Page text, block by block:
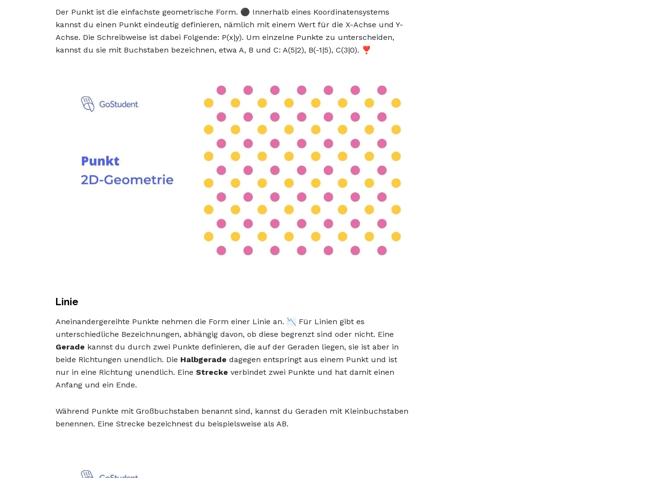
Der Punkt ist die einfachste geometrische Form. ⚫ Innerhalb eines Koordinatensystems
kannst du einen Punkt eindeutig definieren, nämlich mit einem Wert für die X-Achse und Y-
Achse. Die Schreibweise ist dabei Folgende: P(x|y). Um einzelne Punkte zu unterscheiden,
kannst du sie mit Buchstaben bezeichnen, etwa A, B und C: A(5|2), B(-1|5), C(3|0). ❣️
Linie
Aneinandergereihte Punkte nehmen die Form einer Linie an. 📉 Für Linien gibt es
unterschiedliche Bezeichnungen, abhängig davon, ob diese begrenzt sind oder nicht. Eine
Gerade kannst du durch zwei Punkte definieren, die auf der Geraden liegen, sie ist aber in
beide Richtungen unendlich. Die Halbgerade dagegen entspringt aus einem Punkt und ist
nur in eine Richtung unendlich. Eine Strecke verbindet zwei Punkte und hat damit einen
Anfang und ein Ende.
Während Punkte mit Großbuchstaben benannt sind, kannst du Geraden mit Kleinbuchstaben
benennen. Eine Strecke bezeichnest du beispielsweise als AB.